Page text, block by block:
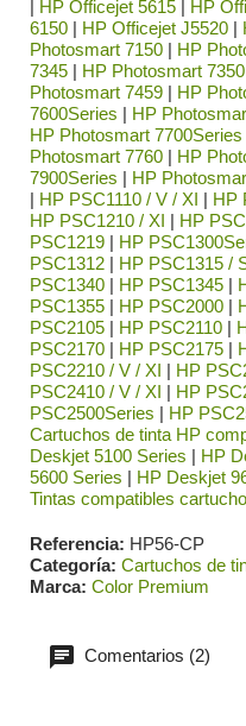
HP Officejet 5615 HP
6150 | HP Officejet J5520 |
Photosmart 7150 | HP
7345 | HP Photosmart 7350
Photosmart 7459 | HP
7600Series | HP
HP Photosmart 7700Series
Photosmart 7760 | HP
7900Series | HP
| HP PSC1110 / V / XI | HP
HP PSC1210 / XI | HP
PSC1219 | HP
PSC1312 | HP PSC1315 /
PSC1340 | HP PSC1345 |
PSC1355 | HP PSC2000 |
PSC2105 | HP PSC2110 |
PSC2170 | HP PSC2175 |
PSC2210 / V / XI | HP
PSC2410 / V / XI | HP
PSC2500Series | HP
Cartuchos de tinta HP
Deskjet 5100 Series | HP
5600 Series | HP Deskjet
Tintas compatibles
Referencia HP56-CP
Categoría Cartuchos de
Marca Color Premium
Comentarios (2)